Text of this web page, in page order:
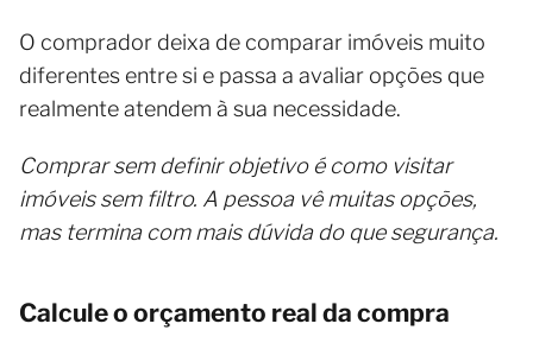
O comprador deixa de comparar imóveis muito
diferentes entre si e passa a avaliar opções que
realmente atendem à sua necessidade.
Comprar sem definir objetivo é como visitar
imóveis sem filtro. A pessoa vê muitas opções,
mas termina com mais dúvida do que segurança.
Calcule o orçamento real da compra